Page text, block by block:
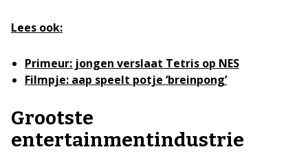
Lees ook:
Primeur: jongen verslaat Tetris op NES
Filmpje: aap speelt potje ‘breinpong’
Grootste
entertainmentindustrie